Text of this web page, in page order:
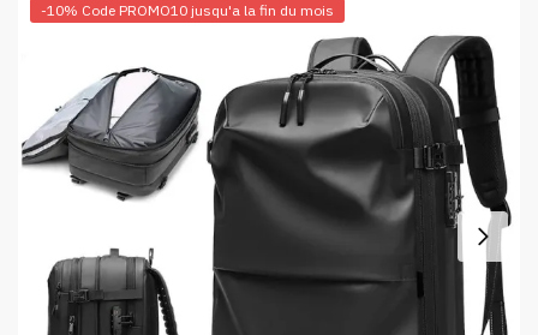
-10% Code PROMO10 jusqu'a la fin du mois